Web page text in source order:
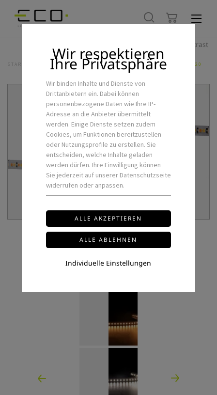
Hoher Kontrast
STARTSEITE ALLE PRODUKTE LED-STRIP BC/TW 18+40K 19W IP20
Wir respektieren
Ihre Privatsphäre
Wir binden Inhalte und Dienste von
Drittanbietern ein. Dabei können
personenbezogene Daten wie Ihre IP-
Adresse an die Anbieter übermittelt
werden. Einige Dienste setzen zudem
Cookies, um Funktionen bereitzustellen
oder Nutzungsprofile zu erstellen. Sie
entscheiden, welche Inhalte geladen
werden dürfen. Ihre Einwilligung können
Sie jederzeit auf unserer Datenschutzseite
widerrufen oder anpassen.
Individuelle Einstellungen